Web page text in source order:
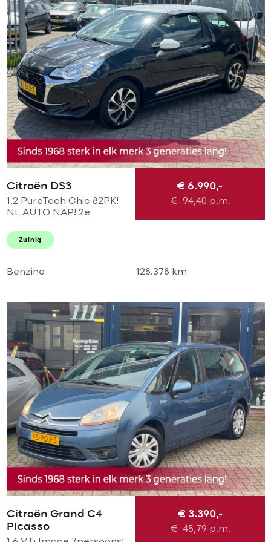
Citroën DS3
1.2 PureTech Chic 82PK!
NL AUTO NAP! 2e
Airco l LED l Cruise l
DEALER OH!
€ 6.990,-
€ 94,40 p.m.
Zuinig
Benzine 128.378 km
Citroën Grand C4
Picasso
€ 3.390,-
€ 45,79 p.m.